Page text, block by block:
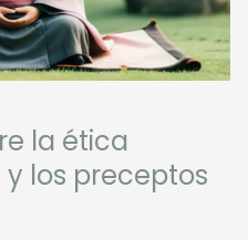
la ética
los preceptos